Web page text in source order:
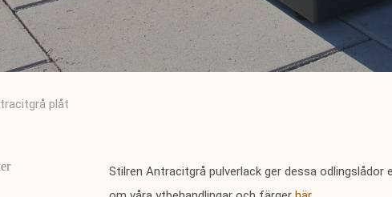
plåt
Stilren Antracitgrå pulverlack ger dessa